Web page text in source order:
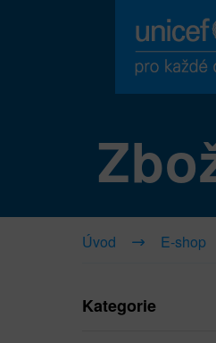
Úvod E-shop
Kategorie